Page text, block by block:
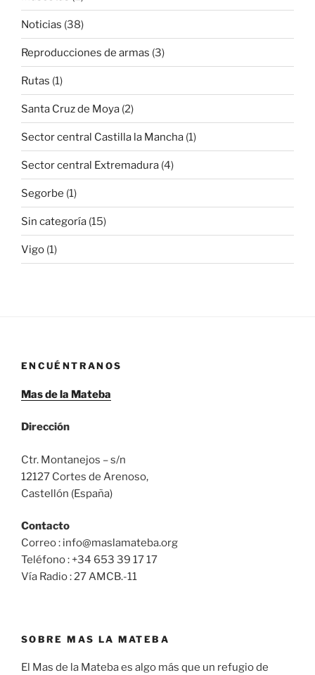
Noticias (38)
Reproducciones de armas (3)
Rutas (1)
Santa Cruz de Moya (2)
Sector central Castilla la Mancha (1)
Sector central Extremadura (4)
Segorbe (1)
Sin categoría (15)
Vigo (1)
ENCUÉNTRANOS
Mas de la Mateba
Dirección
Ctr. Montanejos – s/n
12127 Cortes de Arenoso,
Castellón (España)
Contacto
Correo : info@maslamateba.org
Teléfono : +34 653 39 17 17
Vía Radio : 27 AMCB.-11
SOBRE MAS LA MATEBA
El Mas de la Mateba es algo más que un refugio de